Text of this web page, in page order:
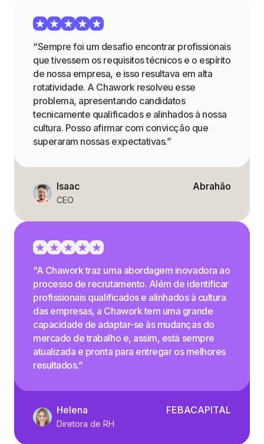
“Sempre foi um desafio encontrar profissionais
que tivessem os requisitos técnicos e o espírito
de nossa empresa, e isso resultava em alta
rotatividade. A Chawork resolveu esse
problema, apresentando candidatos
tecnicamente qualificados e alinhados à nossa
cultura. Posso afirmar com convicção que
superaram nossas expectativas.”
Isaac
CEO
Abrahão
“A Chawork traz uma abordagem inovadora ao
processo de recrutamento. Além de identificar
profissionais qualificados e alinhados à cultura
das empresas, a Chawork tem uma grande
capacidade de adaptar-se às mudanças do
mercado de trabalho e, assim, está sempre
atualizada e pronta para entregar os melhores
resultados.”
Helena
Diretora de RH
FEBACAPITAL